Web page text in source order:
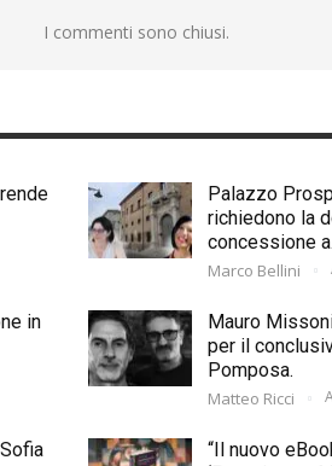
I commenti sono chiusi.
Palazzo
richiedono la
concessione
Marco Bellini
in
Mauro
per il
Pomposa.
Matteo Ricci
“Il nuovo